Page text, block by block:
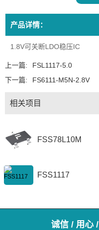
产品详情：
1.8V可关断LDO稳压IC
上一篇:
FSL1117-5.0
下一篇:
FS6111-M5N-2.8V
相关项目
FSS78L10M
FSS1117
诚信 / 用心